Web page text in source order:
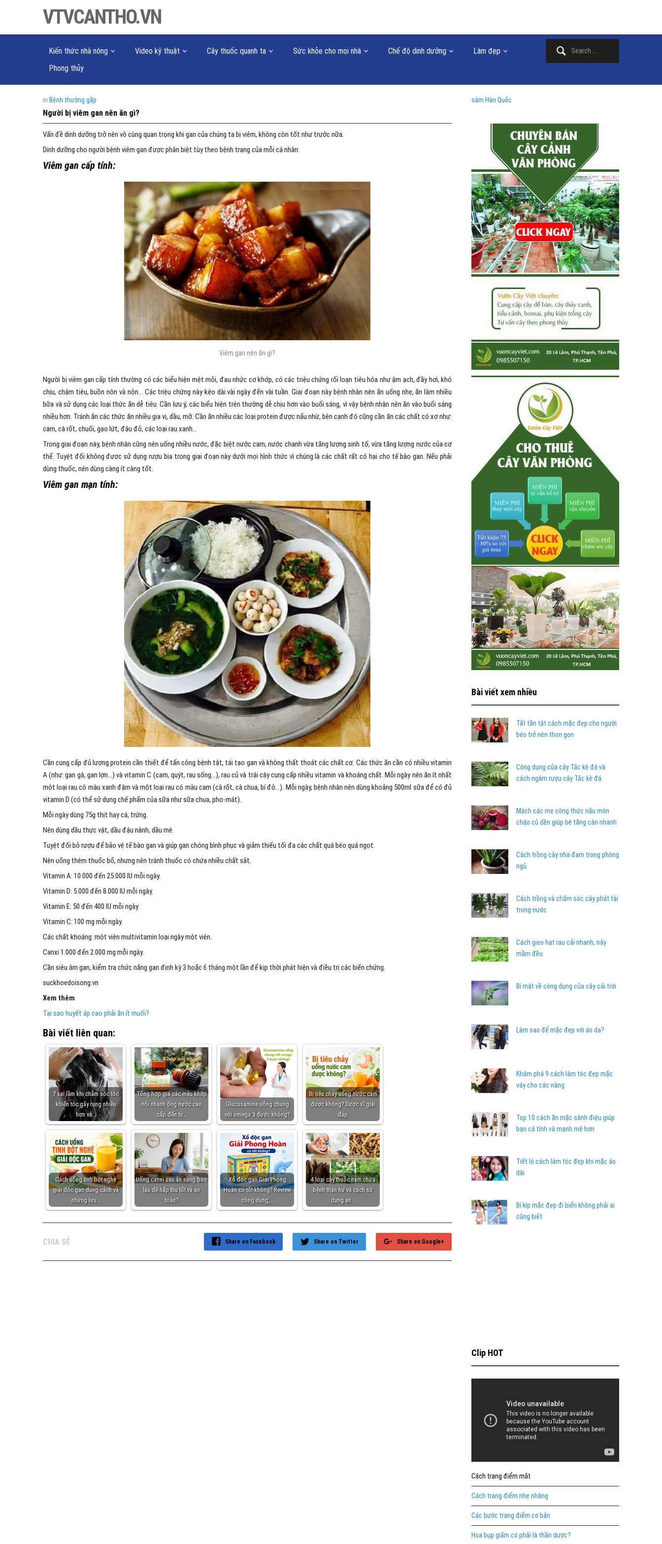
VTVCANTHO.VN
Kiến thức nhà nông Video kỹ thuật Cây thuốc quanh ta Sức khỏe cho mọi nhà Chế độ dinh dưỡng
Làm đẹp
Phong thủy
in Bệnh thường gặp
Người bị viêm gan nên ăn gì?
Vấn đề dinh dưỡng trở nên vô cùng quan trọng khi gan của chúng ta bị viêm, không còn tốt như trước nữa.
Dinh dưỡng cho người bệnh viêm gan được phân biệt tùy theo bệnh trạng của mỗi cá nhân:
Viêm gan cấp tính:
Viêm gan nên ăn gì?
Người bị viêm gan cấp tính thường có các biểu hiện mệt mỏi, đau nhức cơ khớp, có các triệu chứng rối loạn tiêu hóa như ậm ạch, đầy hơi, khó
chịu, chậm tiêu, buồn nôn và nôn… Các triệu chứng này kéo dài vài ngày đến vài tuần. Giai đoạn này bệnh nhân nên ăn uống nhẹ, ăn làm nhiều
bữa và sử dụng các loại thức ăn dễ tiêu. Cần lưu ý, các biểu hiện trên thường dễ chịu hơn vào buổi sáng, vì vậy bệnh nhân nên ăn vào buổi sáng
nhiều hơn. Tránh ăn các thức ăn nhiều gia vị, dầu, mỡ. Cần ăn nhiều các loại protein được nấu nhừ, bên cạnh đó cũng cần ăn các chất có xơ như:
cam, cà rốt, chuối, gạo lứt, đậu đỏ, các loại rau xanh…
Trong giai đoạn này, bệnh nhân cũng nên uống nhiều nước, đặc biệt nước cam, nước chanh vừa tăng lượng sinh tố, vừa tăng lượng nước của cơ
thể. Tuyệt đối không được sử dụng rượu bia trong giai đoạn này dưới mọi hình thức vì chúng là các chất rất có hại cho tế bào gan. Nếu phải
dùng thuốc, nên dùng càng ít càng tốt.
Viêm gan mạn tính:
Cần cung cấp đủ lượng protein cần thiết để tấn công bệnh tật, tái tạo gan và không thất thoát các chất cơ. Các thức ăn cần có nhiều vitamin
A (như: gan gà, gan lợn…) và vitamin C (cam, quýt, rau sống…), rau củ và trái cây cung cấp nhiều vitamin và khoáng chất. Mỗi ngày nên ăn ít nhất
một loại rau có màu xanh đậm và một loại rau có màu cam (cà rốt, cà chua, bí đỏ…). Mỗi ngày, bệnh nhân nên dùng khoảng 500ml sữa để có đủ
vitamin D (có thể sử dụng chế phẩm của sữa như sữa chua, pho-mát).
Mỗi ngày dùng 75g thịt hay cá, trứng.
Nên dùng dầu thực vật, dầu đậu nành, dầu mè.
Tuyệt đối bỏ rượu để bảo vệ tế bào gan và giúp gan chóng bình phục và giảm thiếu tối đa các chất quá béo quá ngọt.
Nên uống thêm thuốc bổ, nhưng nên tránh thuốc có chứa nhiều chất sắt.
Vitamin A: 10.000 đến 25.000 IU mỗi ngày.
Vitamin D: 5.000 đến 8.000 IU mỗi ngày.
Vitamin E: 50 đến 400 IU mỗi ngày.
Vitamin C: 100 mg mỗi ngày.
Các chất khoáng: một viên multivitamin loại ngày một viên.
Canxi 1.000 đến 2.000 mg mỗi ngày.
Cần siêu âm gan, kiểm tra chức năng gan định kỳ 3 hoặc 6 tháng một lần để kịp thời phát hiện và điều trị các biến chứng.
suckhoedoisong.vn
Xem thêm
Tại sao huyết áp cao phải ăn ít muối?
Bài viết liên quan:
7 sai lầm khi chăm sóc tóc
khiến tóc gãy rụng nhiều
hơn và…
Tổng hợp giá các mẫu khớp
nối nhanh ống nước cao
cấp đến từ…
Glucosamine uống chung
với omega 3 được không?
Bị tiêu chảy uống nước cam
được không? Dược sĩ giải
đáp
Cách uống tinh bột nghệ
giải độc gan đúng cách và
những lưu…
Uống canxi sau ăn sáng bao
lâu để hấp thu tốt và an
toàn?
Xổ độc gan Giải Phong
Hoàn có tốt không? Review
công dụng,…
4 loại cây thuốc nam chữa
bệnh thận hư và cách sử
dụng an…
CHIA SẺ Share on Google+
Share on Twitter
Share on Facebook
sâm Hàn Quốc
Bài viết xem nhiều
Tất tần tật cách mặc đẹp cho người
béo trở nên thon gọn
Công dụng của cây Tắc kè đá và
cách ngâm rượu cây Tắc kè đá
Mách các mẹ công thức nấu món
cháo củ dền giúp bé tăng cân nhanh
Cách trồng cây nha đam trong phòng
ngủ
Cách trồng và chăm sóc cây phát tài
trong nước
Cách gieo hạt rau cải nhanh, nảy
mầm đều
Bí mật về công dụng của cây cải trời
Làm sao để mặc đẹp với áo da?
Khám phá 9 cách làm tóc đẹp mặc
váy cho các nàng
Top 10 cách ăn mặc sành điệu giúp
bạn cá tính và mạnh mẽ hơn
Tiết lộ cách làm tóc đẹp khi mặc áo
dài
Bí kíp mặc đẹp đi biển không phải ai
cũng biết
Clip HOT
Cách trang điểm mắt
Cách trang điểm nhẹ nhàng
Các bước trang điểm cơ bản
Hoa bụp giấm có phải là thần dược?